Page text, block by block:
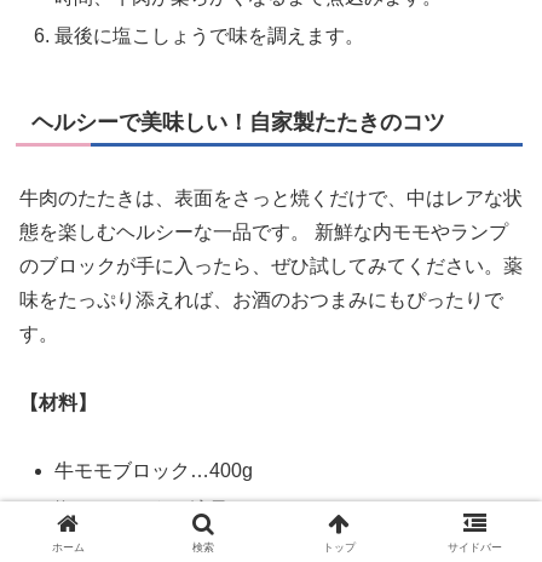
最後に塩こしょうで味を調えます。
ヘルシーで美味しい！自家製たたきのコツ
牛肉のたたきは、表面をさっと焼くだけで、中はレアな状
態を楽しむヘルシーな一品です。 新鮮な内モモやランプ
のブロックが手に入ったら、ぜひ試してみてください。薬
味をたっぷり添えれば、お酒のおつまみにもぴったりで
す。
【材料】
牛モモブロック…400g
塩、こしょう…適量
サラダ油…大さじ1
ホーム 検索 トップ サイドバー